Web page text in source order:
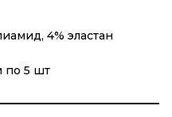
4% эластан
по 5 шт